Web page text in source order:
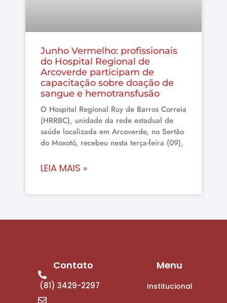
Junho Vermelho: profissionais
do Hospital Regional de
Arcoverde participam de
capacitação sobre doação de
sangue e hemotransfusão
O Hospital Regional Ruy de Barros Correia
(HRRBC), unidade da rede estadual de
saúde localizada em Arcoverde, no Sertão
do Moxotó, recebeu nesta terça-feira (09),
LEIA MAIS »
Contato
(81) 3429-2297
Menu
Institucional